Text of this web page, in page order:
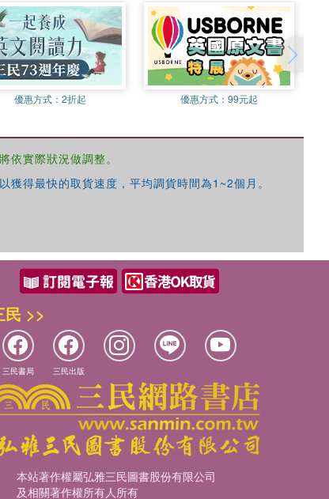
優惠方式：2折起 優惠方式：99元起
實際狀況做調整。
得最快的取貨速度，平均調貨時間為1~2個月。
民 >>
三民書局 三民出版
本站著作權屬弘雅三民圖書股份有限公司
及相關著作權所有人所有